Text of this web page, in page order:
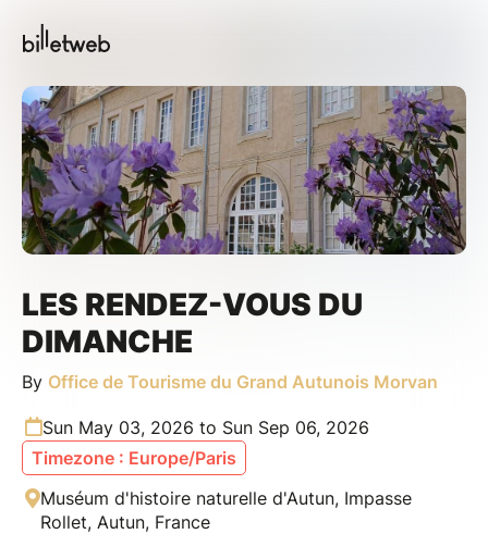
LES RENDEZ-VOUS DU
DIMANCHE
By Office de Tourisme du Grand Autunois Morvan
Sun May 03, 2026 to Sun Sep 06, 2026
Timezone : Europe/Paris
Muséum d'histoire naturelle d'Autun, Impasse
Rollet, Autun, France